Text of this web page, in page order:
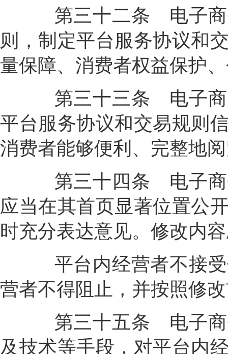
第三十二条 电子
则，制定平台服务协议和
量保障、消费者权益保护
第三十三条 电子
平台服务协议和交易规则
消费者能够便利、完整地
第三十四条 电子
应当在其首页显著位置公
时充分表达意见。修改内
平台内经营者不接受
营者不得阻止，并按照修
第三十五条 电子
及技术等手段，对平台内